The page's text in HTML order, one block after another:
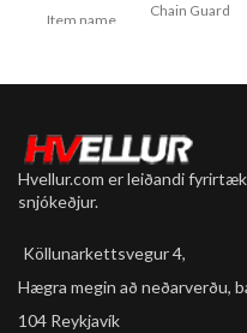
Item name
Chain Guard
For dry and
Description
Dirt and
Content 50 ml
Hvellur.com er leiðandi
snjókeðjur.
Köllunarkettsvegur 4,
Hægra megin að neðarverðu,
104 Reykjavík